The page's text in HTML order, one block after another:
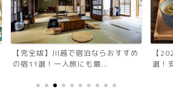
【完全版】川越で宿泊ならおすすめ
の宿11選！一人旅にも最...
【
選！